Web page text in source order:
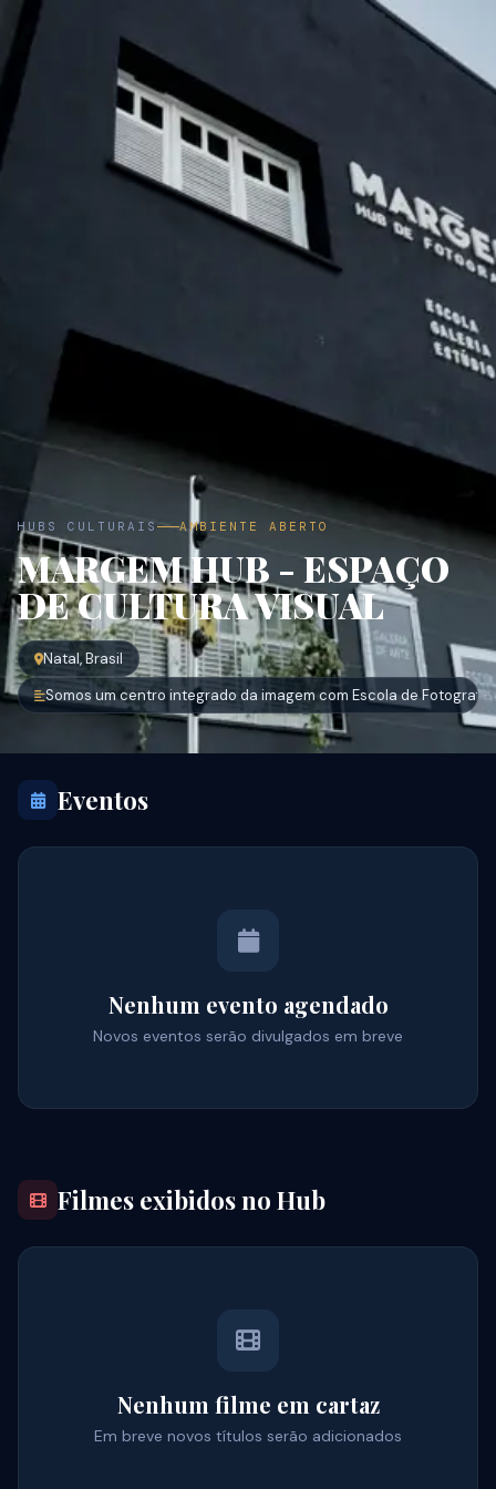
HUBS CULTURAIS AMBIENTE ABERTO
MARGEM HUB - ESPAÇO
DE CULTURA VISUAL
Natal, Brasil
Somos um centro integrado da imagem com Escola de
Eventos
Nenhum evento agendado
Novos eventos serão divulgados em breve
Filmes exibidos no Hub
Nenhum filme em cartaz
Em breve novos títulos serão adicionados